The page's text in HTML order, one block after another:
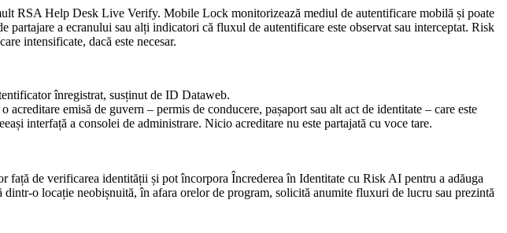
RSA Help Desk Live Verify. Mobile Lock monitorizează mediul de autentificare mobilă și poate
a ecranului sau alți indicatori că fluxul de autentificare este observat sau interceptat. Risk
intensificate, dacă este necesar.
înregistrat, susținut de ID Dataweb.
emisă de guvern – permis de conducere, pașaport sau alt act de identitate – care este
interfață a consolei de administrare. Nicio acreditare nu este partajată cu voce tare.
de verificarea identității și pot încorpora Încrederea în Identitate cu Risk AI pentru a adăuga
o locație neobișnuită, în afara orelor de program, solicită anumite fluxuri de lucru sau prezintă